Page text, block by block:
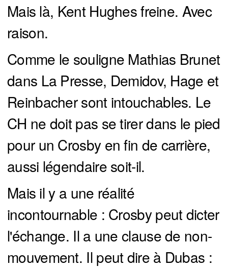
Mais là, Kent Hughes freine. Avec
raison.
Comme le souligne Mathias Brunet
dans La Presse, Demidov, Hage et
Reinbacher sont intouchables. Le
CH ne doit pas se tirer dans le pied
pour un Crosby en fin de carrière,
aussi légendaire soit-il.
Mais il y a une réalité
incontournable : Crosby peut dicter
l'échange. Il a une clause de non-
mouvement. Il peut dire à Dubas :